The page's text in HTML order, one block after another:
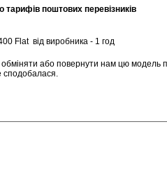
тарифів поштових перевізників
Flat від виробника - 1 год
або повернути нам цю модель
сподобалася.